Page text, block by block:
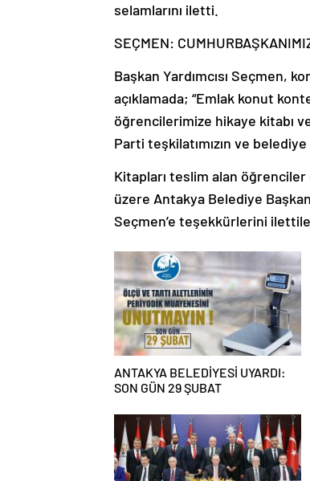
selamlarını iletti.
SEÇMEN:
Başkan Yardımcısı Seçmen,
açıklamada; “Emlak konut
öğrencilerimize hikaye kitabı
Parti teşkilatımızın ve belediye
Kitapları teslim alan
üzere Antakya Belediye
Seçmen’e teşekkürlerini
ANTAKYA BELEDİYESİ UYARDI:
SON GÜN 29 ŞUBAT